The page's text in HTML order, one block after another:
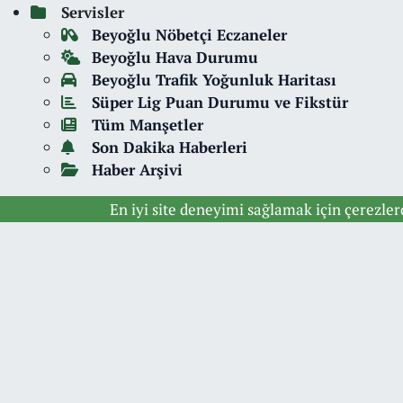
Servisler
Beyoğlu Nöbetçi Eczaneler
Beyoğlu Hava Durumu
Beyoğlu Trafik Yoğunluk Haritası
Süper Lig Puan Durumu ve Fikstür
Tüm Manşetler
Son Dakika Haberleri
Haber Arşivi
En iyi site deneyimi sağlamak için